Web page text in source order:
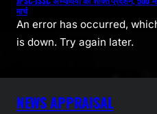
मार्च
An error has occurred,
is down. Try again later.
NEWS APPRAISAL